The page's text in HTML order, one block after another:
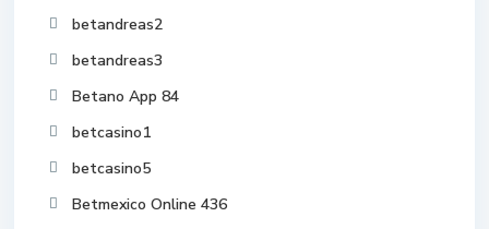
betandreas2
betandreas3
Betano App 84
betcasino1
betcasino5
Betmexico Online 436